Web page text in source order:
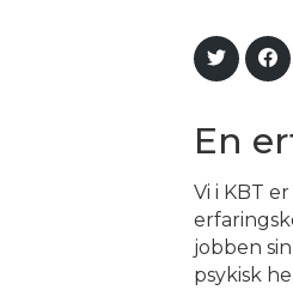
Share
on
En
Vi i KBT
jobben
psykisk